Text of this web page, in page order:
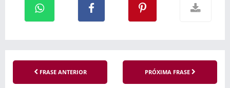
FRASE ANTERIOR PRÓXIMA FRASE